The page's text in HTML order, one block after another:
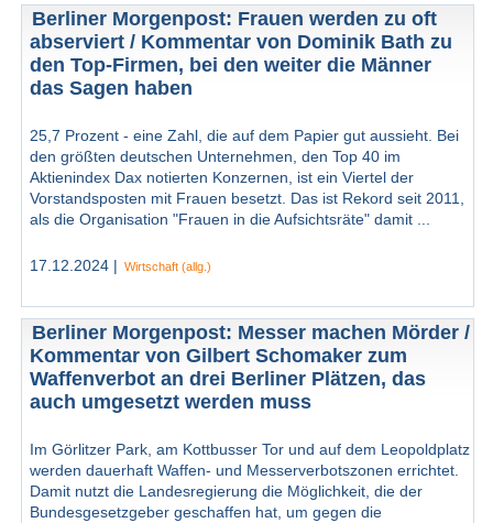
Berliner Morgenpost: Frauen werden zu oft
abserviert / Kommentar von Dominik Bath zu
den Top-Firmen, bei den weiter die Männer
das Sagen haben
25,7 Prozent - eine Zahl, die auf dem Papier gut aussieht. Bei
den größten deutschen Unternehmen, den Top 40 im
Aktienindex Dax notierten Konzernen, ist ein Viertel der
Vorstandsposten mit Frauen besetzt. Das ist Rekord seit 2011,
als die Organisation "Frauen in die Aufsichtsräte" damit ...
17.12.2024 | Wirtschaft (allg.)
Berliner Morgenpost: Messer machen Mörder /
Kommentar von Gilbert Schomaker zum
Waffenverbot an drei Berliner Plätzen, das
auch umgesetzt werden muss
Im Görlitzer Park, am Kottbusser Tor und auf dem Leopoldplatz
werden dauerhaft Waffen- und Messerverbotszonen errichtet.
Damit nutzt die Landesregierung die Möglichkeit, die der
Bundesgesetzgeber geschaffen hat, um gegen die